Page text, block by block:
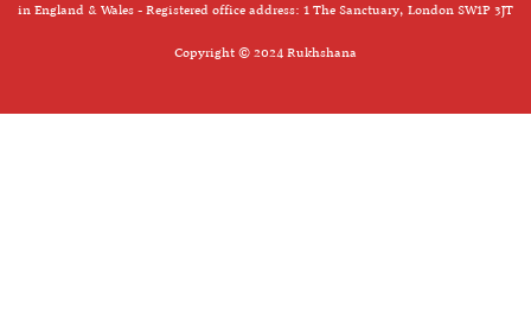
in England & Wales - Registered office address: 1 The Sanctuary, London SW1P 3JT
Copyright © 2024 Rukhshana